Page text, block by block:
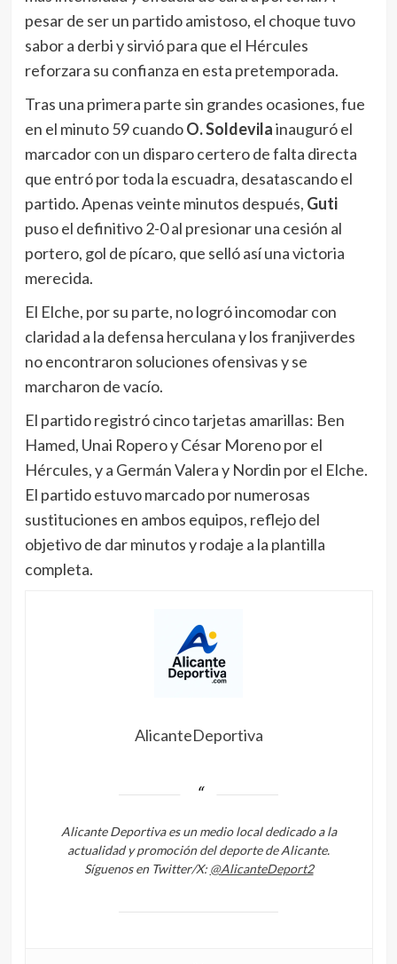
pesar de ser un partido amistoso, el choque tuvo
sabor a derbi y sirvió para que el Hércules
reforzara su confianza en esta pretemporada.
Tras una primera parte sin grandes ocasiones, fue
en el minuto 59 cuandoO. Soldevilainauguró el
marcador con un disparo certero de falta directa
que entró por toda la escuadra, desatascando el
partido. Apenas veinte minutos después, Guti
puso el definitivo 2-0 al presionar una cesión al
portero, gol de pícaro, que selló así una victoria
merecida.
El Elche, por su parte, no logró incomodar con
claridad a la defensa herculana y los franjiverdes
no encontraron soluciones ofensivas y se
marcharon de vacío.
El partido registró cinco tarjetas amarillas: Ben
Hamed, Unai Ropero y César Moreno por el
Hércules, y a Germán Valera y Nordin por el Elche.
El partido estuvo marcado por numerosas
sustituciones en ambos equipos, reflejo del
objetivo de dar minutos y rodaje a la plantilla
completa.
AlicanteDeportiva
Alicante Deportiva es un medio local dedicado a la
actualidad y promoción del deporte de Alicante.
Síguenos en Twitter/X: @AlicanteDeport2